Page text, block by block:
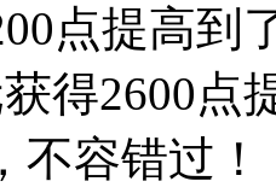
点提高到
得2600点
不容错过！